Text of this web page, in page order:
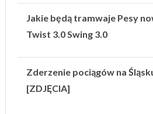
Jakie będą tramwaje Pesy
Twist 3.0 Swing 3.0
Zderzenie pociągów na
[ZDJĘCIA]